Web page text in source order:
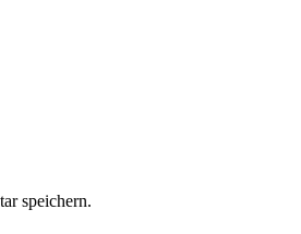
speichern.